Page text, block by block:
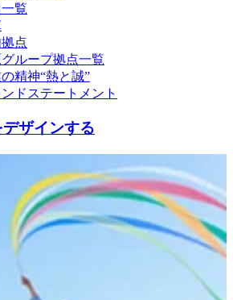
覧
点
ループ拠点一覧
精神“熱と誠”
ドステートメント
ザインする